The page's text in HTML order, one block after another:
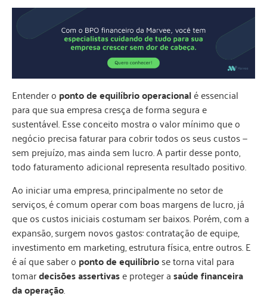
Entender o ponto de equilíbrio operacionalé essencial
para que sua empresa cresça de forma segura e
sustentável. Esse conceito mostra o valor mínimo que o
negócio precisa faturar para cobrir todos os seus custos —
sem prejuízo, mas ainda sem lucro. A partir desse ponto,
todo faturamento adicional representa resultado positivo.
Ao iniciar uma empresa, principalmente no setor de
serviços, é comum operar com boas margens de lucro, já
que os custos iniciais costumam ser baixos. Porém, com a
expansão, surgem novos gastos: contratação de equipe,
investimento em marketing, estrutura física, entre outros. E
é aí que saber o ponto de equilíbriose torna vital para
tomardecisões assertivase proteger asaúde financeira
da operação.